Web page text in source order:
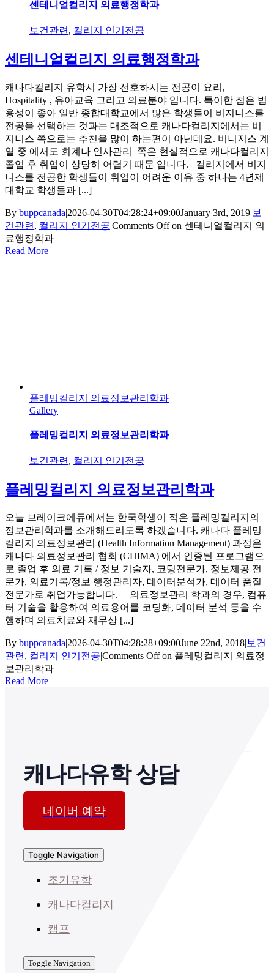
센테니얼컬리지 의료행정학과
보건관련 , 컬리지 인기전공
센테니얼컬리지 의료행정학과
캐나다컬리지 유학시 가장 선호하시는 전공이 요리,
Hospitality , 유아교육 그리고 의료분야 입니다. 특이한 점은 범
용성이 좋아 일반 종합대학교에서 많은 학생들이 비지니스를
전공을 선택하는 것과는 대조적으로 캐나다컬리지에서는 비
지니스 쪽으로는 추천을 많이 하는편이 아닌데요. 비니지스 계
열 중 에서도 회계나 인사관리 쪽은 현실적으로 캐나다컬리지
졸업 후 취업이 상당히 어렵기 때문 입니다. 컬리지에서 비지
니스를 전공한 학생들이 취업이 어려운 이유 중 하나는 4년제
대학교 학생들과 [...]
By buppcanada|2026-04-30T04:28:24+09:00January 3rd, 2019| 보
건관련 , 컬리지 인기전공|Comments Offon 센테니얼컬리지 의
료행정학과
Read More
플레밍컬리지 의료정보관리학과
Gallery
플레밍컬리지 의료정보관리학과
보건관련 , 컬리지 인기전공
플레밍컬리지 의료정보관리학과
오늘 브레이크에듀에서는 한국학생이 적은 플레밍컬리지의
정보관리학과를 소개해드리도록 하겠습니다. 캐나다 플레밍
컬리지 의료정보관리 (Health Information Management) 과정은
캐나다 의료정보관리 협회 (CHIMA) 에서 인증된 프로그램으
로 졸업 후 의료 기록 / 정보 기술자, 코딩전문가, 정보제공 전
문가, 의료기록/정보 행정관리자, 데이터분석가, 데이터 품질
전문가로 취업가능합니다. 의료정보관리 학과의 경우, 컴퓨
터 기술을 활용하여 의료용어를 코딩화, 데이터 분석 등을 수
행하며 의료치료와 재무상 [...]
By buppcanada|2026-04-30T04:28:28+09:00June 22nd, 2018| 보건
관련 , 컬리지 인기전공|Comments Offon 플레밍컬리지 의료정
보관리학과
Read More
캐나다유학 상담
네이버 예약
Toggle Navigation
조기유학
캐나다컬리지
캠프
Toggle Navigation